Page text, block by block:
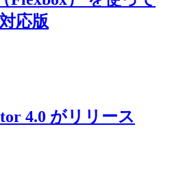
応版
4.0 がリリース